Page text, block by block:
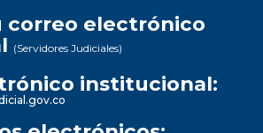
correo electrónico
(Servidores Judiciales)
institucional: